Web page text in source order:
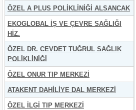
ÖZEL A PLUS POLİKLİNİĞİ ALSANCAK
EKOGLOBAL İŞ VE ÇEVRE SAĞLIĞI
HİZ.
ÖZEL DR. CEVDET TUĞRUL SAĞLIK
POLİKLİNİĞİ
ÖZEL ONUR TIP MERKEZİ
ATAKENT DAHİLİYE DAL MERKEZİ
ÖZEL İLGİ TIP MERKEZİ